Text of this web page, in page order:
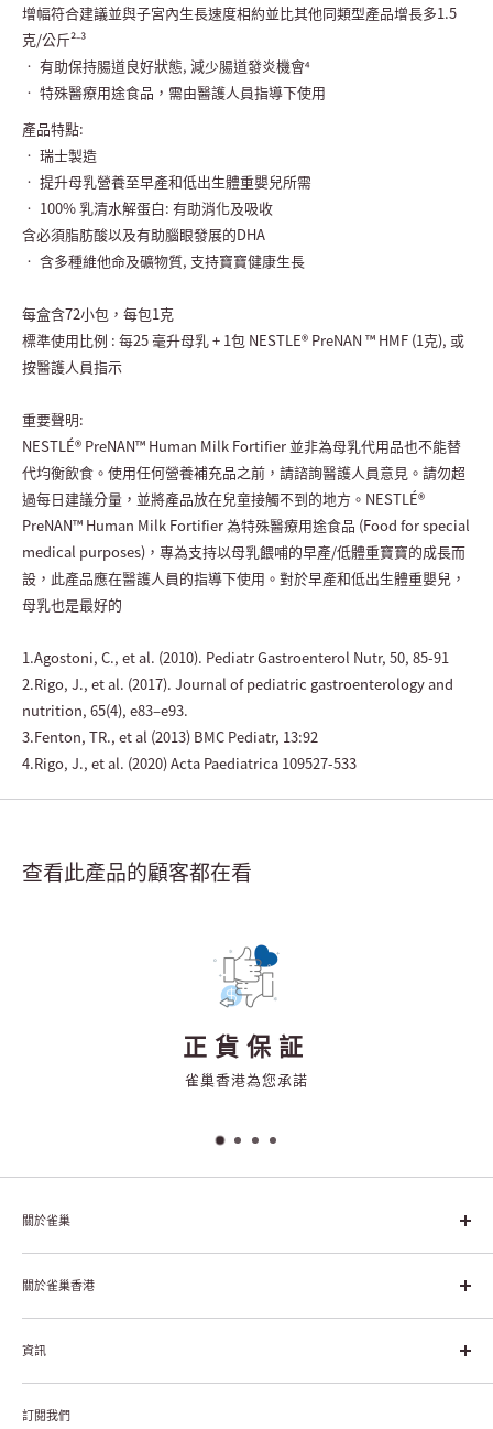
增幅符合建議並與子宮內生長速度相約並比其他同類型產品增長多1.5
克/公斤²⁻³
• 有助保持腸道良好狀態, 減少腸道發炎機會⁴
• 特殊醫療用途食品，需由醫護人員指導下使用
產品特點:
• 瑞士製造
• 提升母乳營養至早產和低出生體重嬰兒所需
• 100% 乳清水解蛋白: 有助消化及吸收
含必須脂肪酸以及有助腦眼發展的DHA
• 含多種維他命及礦物質, 支持寶寶健康生長
每盒含72小包，每包1克
標準使用比例 : 每25 毫升母乳 + 1包 NESTLE® PreNAN ™ HMF (1克), 或
按醫護人員指示
重要聲明:
NESTLÉ® PreNAN™ Human Milk Fortifier 並非為母乳代用品也不能替
代均衡飲食。使用任何營養補充品之前，請諮詢醫護人員意見。請勿超
過每日建議分量，並將產品放在兒童接觸不到的地方。NESTLÉ®
PreNAN™ Human Milk Fortifier 為特殊醫療用途食品 (Food for special
medical purposes)，專為支持以母乳餵哺的早產/低體重寶寶的成長而
設，此產品應在醫護人員的指導下使用。對於早產和低出生體重嬰兒，
母乳也是最好的
1.Agostoni, C., et al. (2010). Pediatr Gastroenterol Nutr, 50, 85-91
2.Rigo, J., et al. (2017). Journal of pediatric gastroenterology and
nutrition, 65(4), e83–e93.
3.Fenton, TR., et al (2013) BMC Pediatr, 13:92
4.Rigo, J., et al. (2020) Acta Paediatrica 109527-533
查看此產品的顧客都在看
正貨保証
雀巢香港為您承諾
關於雀巢
雀巢集團起源於1866年的瑞士，目前是全球領先的「營養、健康、
幸福生活」企業。雀巢的目標是「我們充分發掘食品的力量，提升
關於雀巢香港
關於雀巢香港
雀巢香港創造共享價值
聯絡我們
私隱聲明
資訊
付款及送貨
退貨或更換
訂閱我們